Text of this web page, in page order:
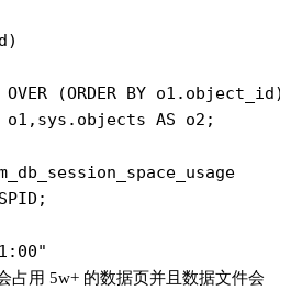
(ORDER BY o1.object_id)
o1,sys.objects AS o2;
占用 5w+ 的数据页并且数据文件会